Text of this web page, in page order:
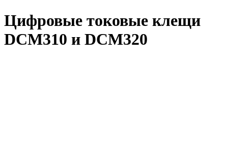
Цифровые токовые клещи
DCM310 и DCM320